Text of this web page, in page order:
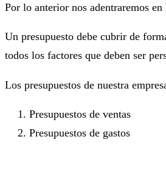
Por lo anterior nos adentraremos
Un presupuesto debe cubrir de
todos los factores que deben ser
Los presupuestos de nuestra
Presupuestos de ventas
Presupuestos de gastos